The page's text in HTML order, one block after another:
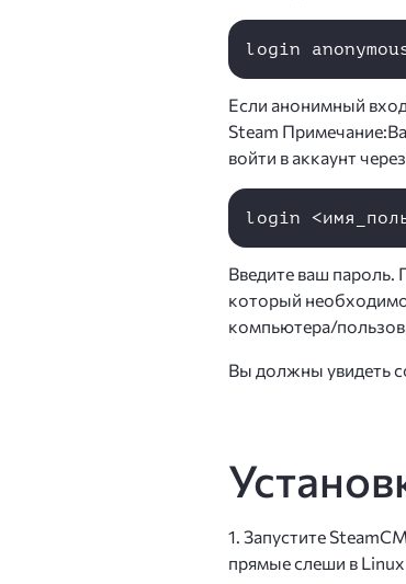
Если анонимный
Steam
войти в аккаунт
Введите ваш пароль.
который необходимо
компьютера/
Вы должны увидеть
1. Запустите
прямые слеши в